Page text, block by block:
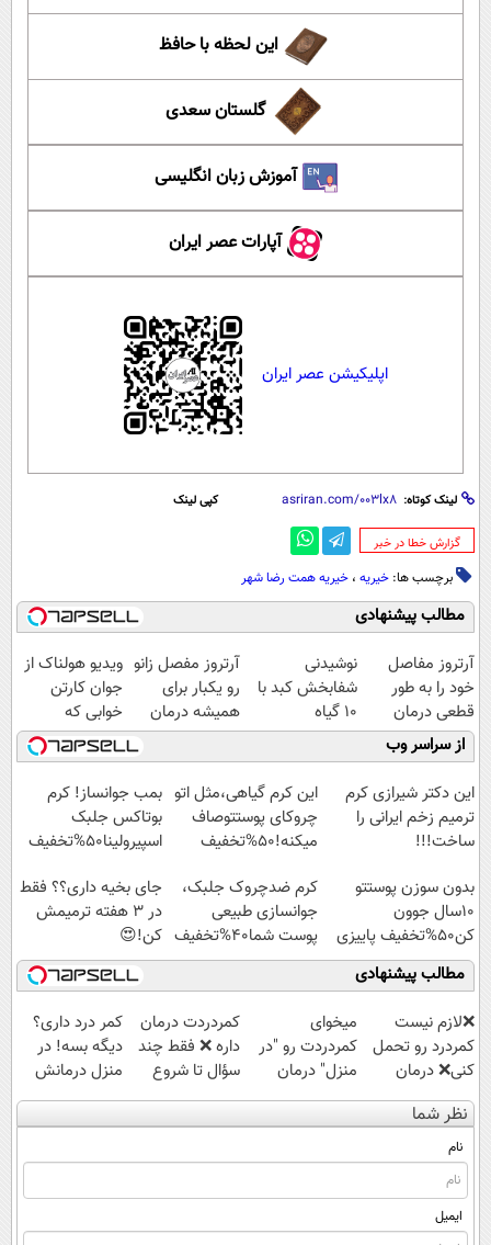
این لحظه با حافظ
گلستان سعدی
آموزش زبان انگلیسی
آپارات عصر ایران
اپلیکیشن عصر ایران
لینک کوتاه: کپی لینک
‌گزارش خطا در خبر
برچسب ها: خیریه ، خیریه همت رضا شهر
مطالب پیشنهادی
آرتروز مفاصل
خود را به طور
قطعی درمان
کنید!
◗پرسش‌نامه◖
نوشیدنی
شفابخش کبد با
10 گیاه
موثر(تخفیف تا
امشب)
آرتروز مفصل زانو
رو یکبار برای
همیشه درمان
کن!
◗پرسش‌نامه◖
ویدیو هولناک از
جوان کارتن
خوابی که
میلیاردر شد.
آموزش رایگان
از سراسر وب
این دکتر شیرازی کرم
ترمیم زخم ایرانی را
ساخت!!!
این کرم گیاهی،مثل اتو
چروکای پوستتوصاف
میکنه!50%تخفیف
بمب جوانساز! کرم
بوتاکس جلبک
اسپیرولینا50%تخفیف
بدون سوزن پوستتو
10سال جوون
کن50%تخفیف پاییزی
کرم ضدچروک جلبک،
جوانسازی طبیعی
پوست شما40%تخفیف
جای بخیه داری؟؟ فقط
در 3 هفته ترمیمش
کن!😍
مطالب پیشنهادی
❌لازم نیست
کمردرد رو تحمل
کنی❌ درمان
بدون جراحی و
قرص
(پرسشنامه)
میخوای
کمردردت رو "در
منزل" درمان
کنی؟ (◂فیلم +
◂پرسش‌نامه)
‌کمردردت درمان
داره ❌ فقط چند
سؤال تا شروع
بهبودی فاصله‌
داری!
کمر درد داری؟
دیگه بسه! در
منزل درمانش
کن
(◀پرسش‌نامه)
نظر شما
نام
ایمیل